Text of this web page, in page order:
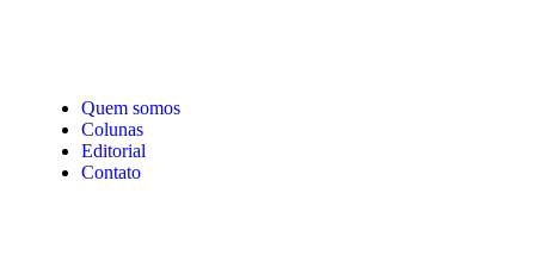
Quem somos
Colunas
Editorial
Contato